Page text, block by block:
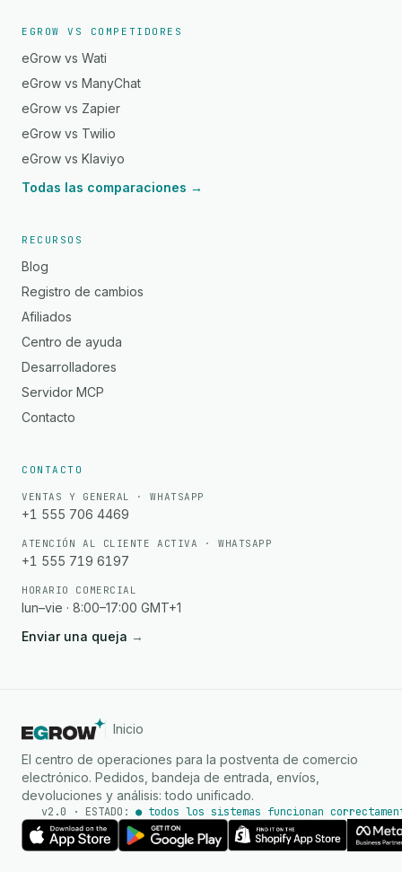
EGROW VS COMPETIDORES
eGrow vs Wati
eGrow vs ManyChat
eGrow vs Zapier
eGrow vs Twilio
eGrow vs Klaviyo
Todas las comparaciones →
RECURSOS
Blog
Registro de cambios
Afiliados
Centro de ayuda
Desarrolladores
Servidor MCP
Contacto
CONTACTO
VENTAS Y GENERAL · WHATSAPP
+1 555 706 4469
ATENCIÓN AL CLIENTE ACTIVA · WHATSAPP
+1 555 719 6197
HORARIO COMERCIAL
lun–vie · 8:00–17:00 GMT+1
Enviar una queja →
Inicio
El centro de operaciones para la postventa de comercio
electrónico. Pedidos, bandeja de entrada, envíos,
devoluciones y análisis: todo unificado.
v2.0 · ESTADO: ● todos los sistemas funcionan